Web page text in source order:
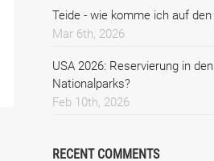
Teide - wie komme ich auf den
Mar 6th, 2026
USA 2026: Reservierung in den
Nationalparks?
Feb 10th, 2026
RECENT COMMENTS